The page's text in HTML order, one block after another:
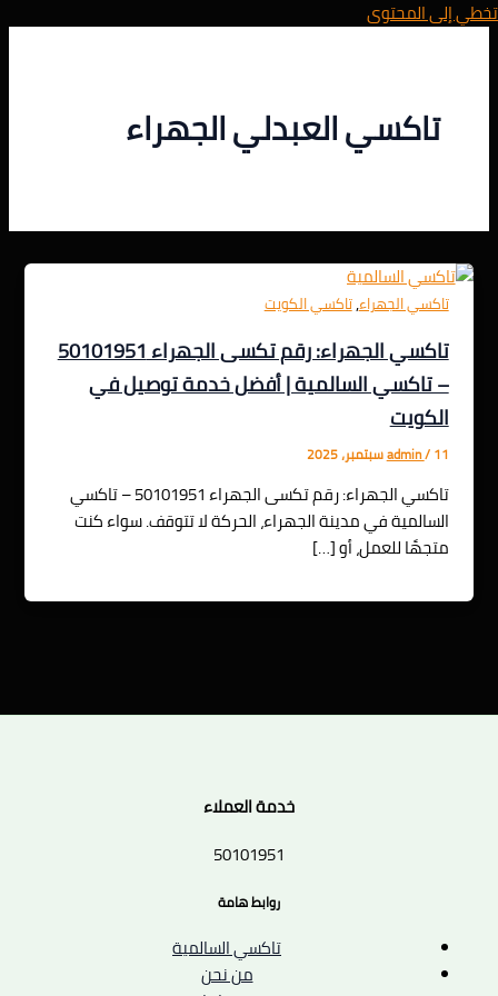
تخطي إلى المحتوى
تاكسي العبدلي الجهراء
تاكسي الجهراء,تاكسي الكويت
تاكسي الجهراء: رقم تكسى الجهراء 50101951
– تاكسي السالمية | أفضل خدمة توصيل في
الكويت
admin/11 سبتمبر، 2025
تاكسي الجهراء: رقم تكسى الجهراء 50101951 – تاكسي
السالمية في مدينة الجهراء، الحركة لا تتوقف. سواء كنت
متجهًا للعمل، أو […]
خدمة العملاء
50101951
روابط هامة
تاكسي السالمية
من نحن